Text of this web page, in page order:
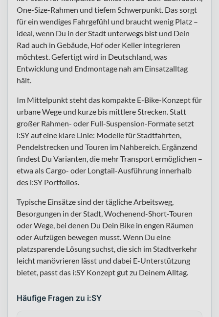
One-Size-Rahmen und tiefem Schwerpunkt. Das sorgt
für ein wendiges Fahrgefühl und braucht wenig Platz –
ideal, wenn Du in der Stadt unterwegs bist und Dein
Rad auch in Gebäude, Hof oder Keller integrieren
möchtest. Gefertigt wird in Deutschland, was
Entwicklung und Endmontage nah am Einsatzalltag
hält.
Im Mittelpunkt steht das kompakte E-Bike-Konzept für
urbane Wege und kurze bis mittlere Strecken. Statt
großer Rahmen- oder Full-Suspension-Formate setzt
i:SY auf eine klare Linie: Modelle für Stadtfahrten,
Pendelstrecken und Touren im Nahbereich. Ergänzend
findest Du Varianten, die mehr Transport ermöglichen –
etwa als Cargo- oder Longtail-Ausführung innerhalb
des i:SY Portfolios.
Typische Einsätze sind der tägliche Arbeitsweg,
Besorgungen in der Stadt, Wochenend-Short-Touren
oder Wege, bei denen Du Dein Bike in engen Räumen
oder Aufzügen bewegen musst. Wenn Du eine
platzsparende Lösung suchst, die sich im Stadtverkehr
leicht manövrieren lässt und dabei E-Unterstützung
bietet, passt das i:SY Konzept gut zu Deinem Alltag.
Häufige Fragen zu i:SY